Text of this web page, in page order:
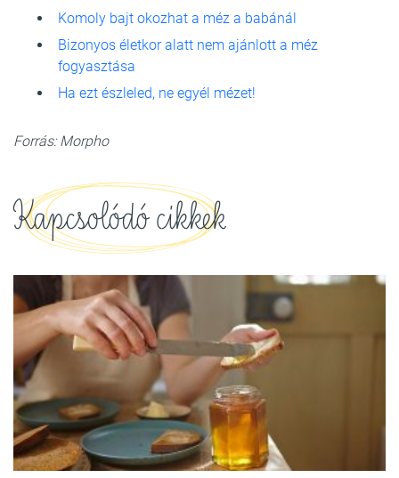
Komoly bajt okozhat a méz a babánál
Bizonyos életkor alatt nem ajánlott a méz
fogyasztása
Ha ezt észleled, ne egyél mézet!
Forrás: Morpho
Kapcsolódó cikkek